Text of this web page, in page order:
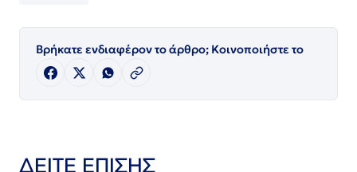
Βρήκατε ενδιαφέρον το άρθρο; Κοινοποιήστε το
ΔΕΙΤΕ ΕΠΙΣΗΣ